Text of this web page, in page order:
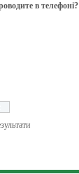
в телефоні?